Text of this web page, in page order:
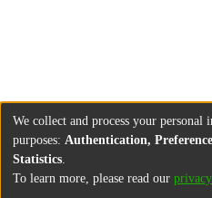
We collect and process your
purposes: Authentication,
Statistics
To learn more, please read our